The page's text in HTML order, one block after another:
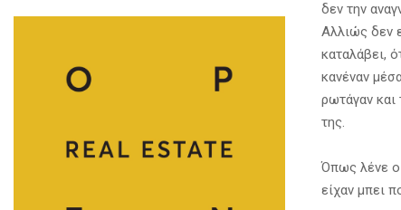
δεν την
Αλλιώς δεν
καταλάβει,
κανέναν
ρωτάγαν και
της.
Όπως λένε
είχαν μπει